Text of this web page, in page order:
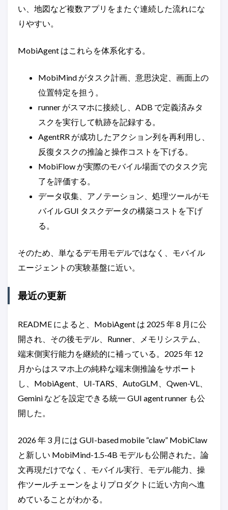
い、地図など複数アプリをまたぐ連続した流れにな
りやすい。
MobiAgent はこれらを体系化する。
MobiMind がタスク計画、意思決定、画面上の
位置特定を担う。
runner がスマホに接続し、ADB で定義済みタ
スクを実行して軌跡を記録する。
AgentRR が成功したアクション列を再利用し、
反復タスクの推論と操作コストを下げる。
MobiFlow が実際のモバイル場面でのタスク完
了を評価する。
データ収集、アノテーション、処理ツールがモ
バイル GUI タスクデータの構築コストを下げ
る。
そのため、単なるデモ用モデルではなく、モバイル
エージェントの実験基盤に近い。
最近の更新
README によると、MobiAgent は 2025 年 8 月に公
開され、その後モデル、Runner、メモリシステム、
端末側実行能力を継続的に補っている。2025 年 12
月からはスマホ上の純粋な端末側推論をサポート
し、MobiAgent、UI-TARS、AutoGLM、Qwen-VL、
Gemini などを設定できる統一 GUI agent runner も公
開した。
2026 年 3 月には GUI-based mobile “claw” MobiClaw
と新しい MobiMind-1.5-4B モデルも公開された。論
文再現だけでなく、モバイル実行、モデル能力、操
作ツールチェーンをよりプロダクトに近い方向へ進
めていることがわかる。